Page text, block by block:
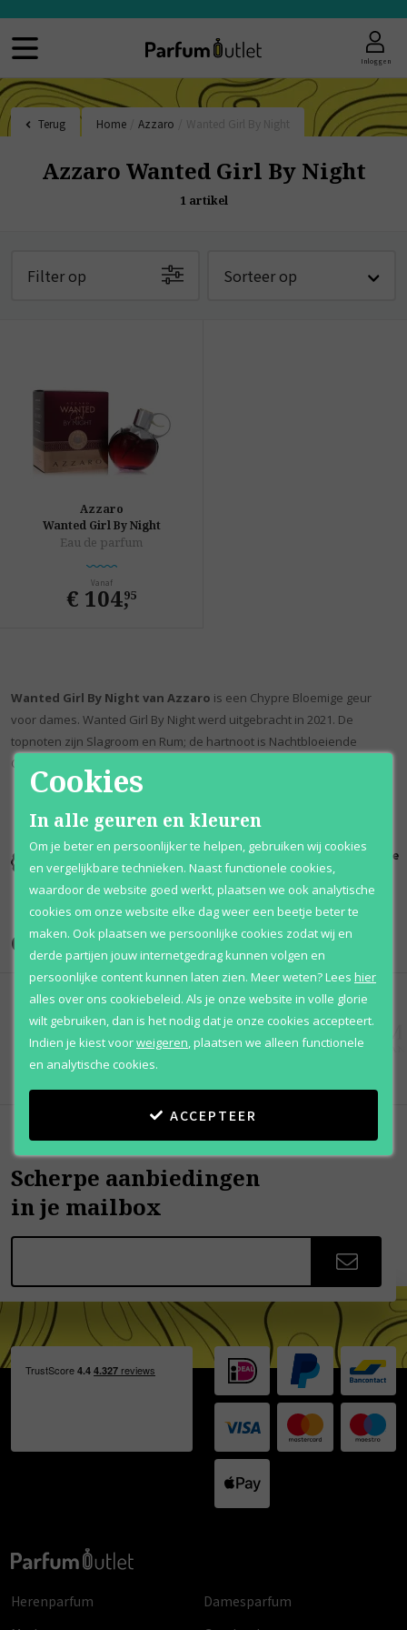
Inloggen
Terug Home Azzaro
Azzaro Wanted Girl By Night
1 artikel
Filter op Sorteer op
Azzaro
Wanted Girl By Night
Eau de parfum
Vanaf
€ 104,
95
Wanted Girl By Night van Azzaro is een Chypre Bloemige geur
voor dames. Wanted Girl By Night werd uitgebracht in 2021. De
topnoten zijn Slagroom en Rum; de hartnoot is Nachtbloeiende
Cereus; de basisnoot is Patchouli.
Kortingen
tot wel 70%
Al 12 jaar
voordelig
100% originele
parfums
Onze merken
Scherpe aanbiedingen
in je mailbox
Herenparfum
Damesparfum
Cookies
In alle geuren en kleuren
Om je beter en persoonlijker te helpen, gebruiken wij cookies
en vergelijkbare technieken. Naast functionele cookies,
waardoor de website goed werkt, plaatsen we ook analytische
cookies om onze website elke dag weer een beetje beter te
maken. Ook plaatsen we persoonlijke cookies zodat wij en
derde partijen jouw internetgedrag kunnen volgen en
persoonlijke content kunnen laten zien. Meer weten?Lees hier
alles over ons cookiebeleid. Als je onze website in volle glorie
wilt gebruiken, dan is het nodig dat je onze cookies accepteert.
Indien je kiest voorweigeren plaatsen we alleen functionele
en analytische cookies.
ACCEPTEER